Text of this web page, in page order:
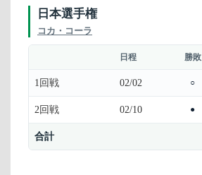
日本選手権
コカ・コーラ
日程 勝敗
1回戦 02/02 ○
2回戦 02/10 ●
合計